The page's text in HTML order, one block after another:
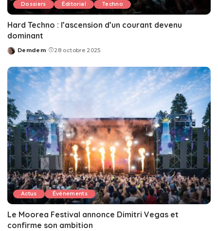
Dossiers Éditorial Techno
Hard Techno : l’ascension d’un courant devenu
dominant
Posted
Demdem 28 octobre 2025
Actus Événements
Le Moorea Festival annonce Dimitri Vegas et
confirme son ambition